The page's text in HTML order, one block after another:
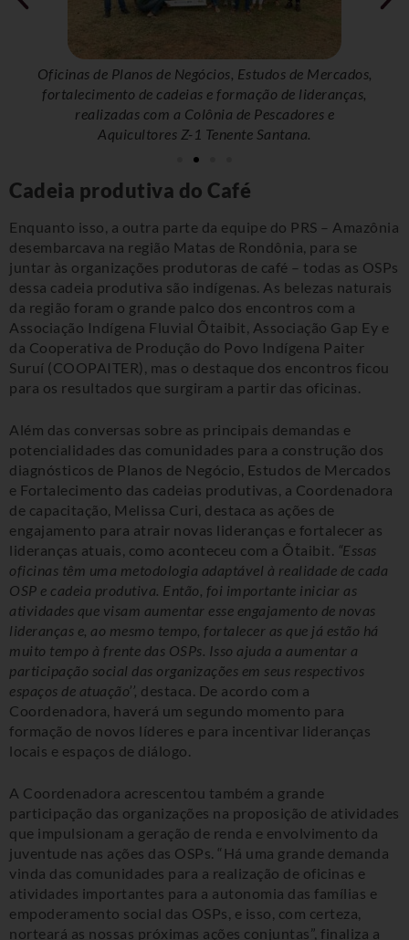
Oficinas de Planos de Negócios, Estudos de Mercados,
fortalecimento de cadeias e formação de lideranças,
realizadas com a Colônia de Pescadores e
Aquicultores Z-1 Tenente Santana.
Cadeia produtiva do Café
Enquanto isso, a outra parte da equipe do PRS – Amazônia
desembarcava na região Matas de Rondônia, para se
juntar às organizações produtoras de café – todas as OSPs
dessa cadeia produtiva são indígenas. As belezas naturais
da região foram o grande palco dos encontros com a
Associação Indígena Fluvial Õtaibit, Associação Gap Ey e
da Cooperativa de Produção do Povo Indígena Paiter
Suruí (COOPAITER), mas o destaque dos encontros ficou
para os resultados que surgiram a partir das oficinas.
Além das conversas sobre as principais demandas e
potencialidades das comunidades para a construção dos
diagnósticos de Planos de Negócio, Estudos de Mercados
e Fortalecimento das cadeias produtivas, a Coordenadora
de capacitação, Melissa Curi, destaca as ações de
engajamento para atrair novas lideranças e fortalecer as
lideranças atuais, como aconteceu com a Õtaibit. “Essas
oficinas têm uma metodologia adaptável à realidade de cada
OSP e cadeia produtiva. Então, foi importante iniciar as
atividades que visam aumentar esse engajamento de novas
lideranças e, ao mesmo tempo, fortalecer as que já estão há
muito tempo à frente das OSPs. Isso ajuda a aumentar a
participação social das organizações em seus respectivos
espaços de atuação’’, destaca. De acordo com a
Coordenadora, haverá um segundo momento para
formação de novos líderes e para incentivar lideranças
locais e espaços de diálogo.
A Coordenadora acrescentou também a grande
participação das organizações na proposição de atividades
que impulsionam a geração de renda e envolvimento da
juventude nas ações das OSPs. “Há uma grande demanda
vinda das comunidades para a realização de oficinas e
atividades importantes para a autonomia das famílias e
empoderamento social das OSPs, e isso, com certeza,
norteará as nossas próximas ações conjuntas”, finaliza a